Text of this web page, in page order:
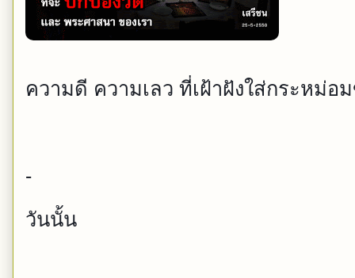
ความดี ความเลว ที่เฝ้าฝังใส่กระหม่อ
-
วันนั้น